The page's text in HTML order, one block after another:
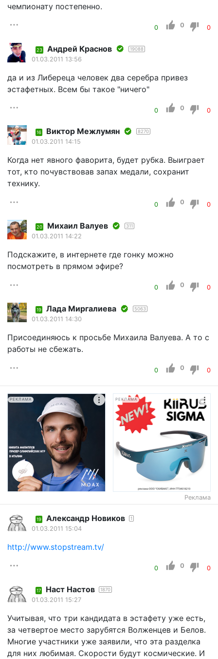
чемпионату постепенно.
0 0 0
23 Андрей Краснов 19088
01.03.2011 13:56
да и из Либереца человек два серебра привез
эстафетных. Всем бы такое "ничего"
0 0 0
16 Виктор Межлумян 8270
01.03.2011 14:15
Когда нет явного фаворита, будет рубка. Выиграет
тот, кто почувствовав запах медали, сохранит
технику.
0 0 0
20 Михаил Валуев 311
01.03.2011 14:22
Подскажите, в интернете где гонку можно
посмотреть в прямом эфире?
0 0 0
19 Лада Миргалиева 5063
01.03.2011 14:30
Присоединяюсь к просьбе Михаила Валуева. А то с
работы не сбежать.
0 0 0
РЕКЛАМА РЕКЛАМА
Реклама
19 Александр Новиков 1
01.03.2011 15:04
http://www.stopstream.tv/
0 0 0
17 Наст Настов 1870
01.03.2011 15:27
Учитывая, что три кандидата в эстафету уже есть,
за четвертое место зарубятся Волженцев и Белов.
Многие участники уже заявили, что эта разделка
для них любимая. Скорости будут космические. И